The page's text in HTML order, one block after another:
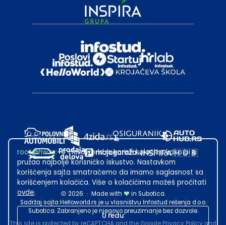
2026 · Made with
in Subotica.
Sadržaj sajta Helloworld.rs je u vlasništvu Infostud rešenja d.o.o.
Subotica. Zabranjeno je njegovo preuzimanje bez dozvole.
root@hw.rs:~#Helloworld.rs koristi kolačiće kako bi ti
pružao najbolje korisničko iskustvo. Nastavkom
korišćenja sajta smatraćemo da imamo saglasnost sa
korišćenjem kolačića. Više o kolačićima možeš pročitati
ovde.
U redu